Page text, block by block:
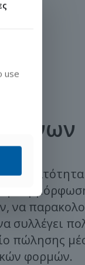
δυνατότητα
τη
να
συλλέγει
πώλησης
φορμών.
use